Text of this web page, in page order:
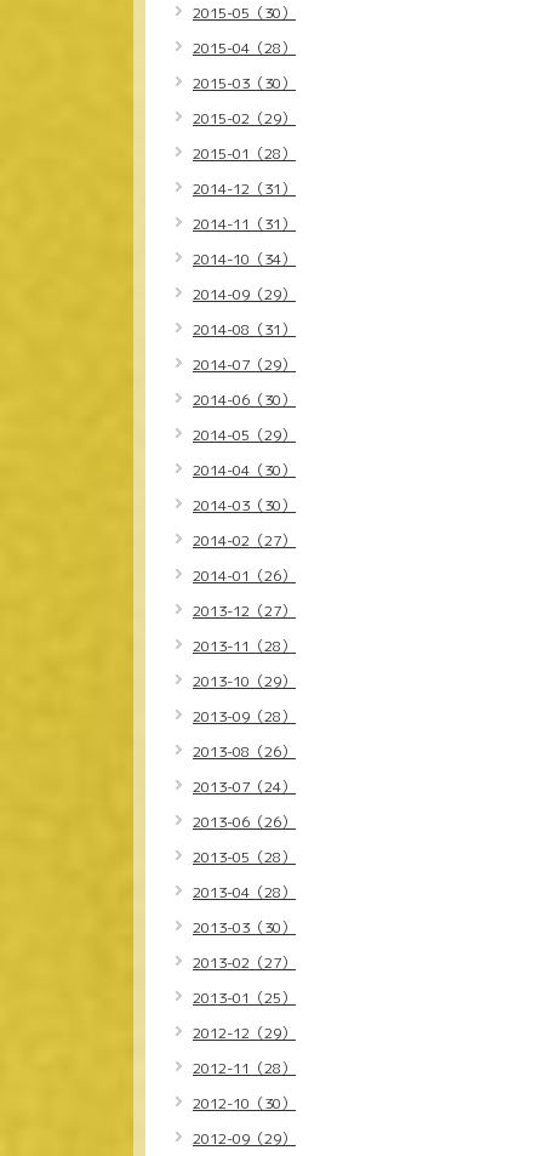
2015-05（30）
2015-04（28）
2015-03（30）
2015-02（29）
2015-01（28）
2014-12（31）
2014-11（31）
2014-10（34）
2014-09（29）
2014-08（31）
2014-07（29）
2014-06（30）
2014-05（29）
2014-04（30）
2014-03（30）
2014-02（27）
2014-01（26）
2013-12（27）
2013-11（28）
2013-10（29）
2013-09（28）
2013-08（26）
2013-07（24）
2013-06（26）
2013-05（28）
2013-04（28）
2013-03（30）
2013-02（27）
2013-01（25）
2012-12（29）
2012-11（28）
2012-10（30）
2012-09（29）